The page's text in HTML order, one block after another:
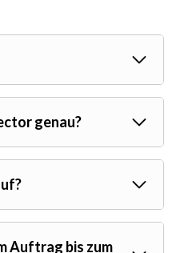
genau?
Auftrag bis zum